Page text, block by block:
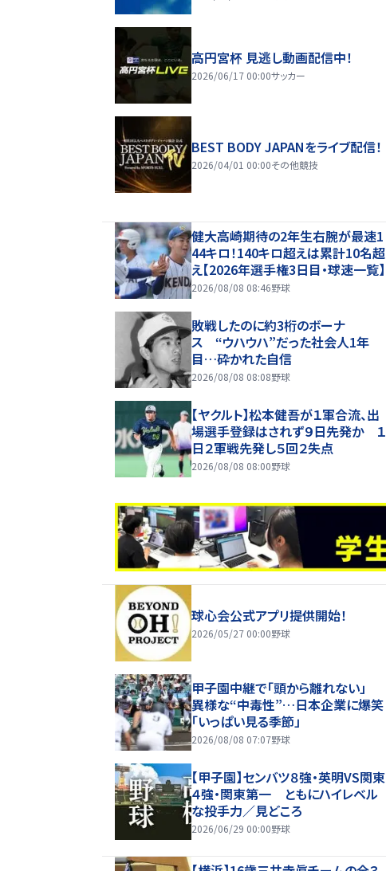
高円宮杯 見逃し動画配信中！
2026/06/17 00:00サッカー
BEST BODY JAPANをライブ配信！
2026/04/01 00:00その他競技
健大高崎期待の2年生右腕が最速1
44キロ！140キロ超えは累計10名超
え【2026年選手権3日目・球速一覧】
2026/08/08 08:46野球
敗戦したのに約3桁のボーナ
ス “ウハウハ”だった社会人1年
目…砕かれた自信
2026/08/08 08:08野球
【ヤクルト】松本健吾が１軍合流、出
場選手登録はされず９日先発か １
日２軍戦先発し５回２失点
2026/08/08 08:00野球
球心会公式アプリ提供開始！
2026/05/27 00:00野球
甲子園中継で「頭から離れない」
異様な“中毒性”…日本企業に爆笑
「いっぱい見る季節」
2026/08/08 07:07野球
【甲子園】センバツ８強・英明VS関東
４強・関東第一 ともにハイレベル
な投手力／見どころ
2026/06/29 00:00野球